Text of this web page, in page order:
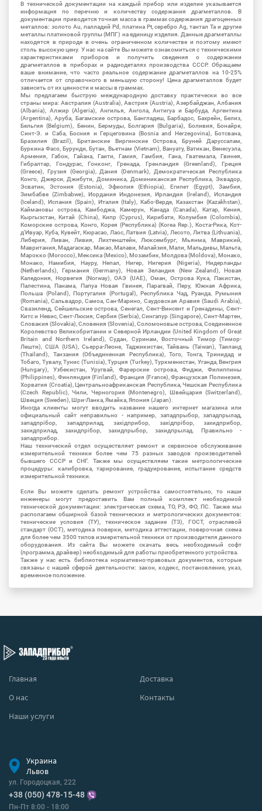
В технической документации на каждый прибор или изделие указывается
информация по перечню и количеству содержания драгметаллов. В
документации приводится точная масса в граммах содержания драгоценных
металлов: золото Au, палладий Pd, платина Pt, серебро Ag, тантал Ta и другие
металлы платиновой группы (МПГ) на единицу изделия. Данные драгметаллы
находятся в природе в очень ограниченном количестве и поэтому имеют
столь высокую цену. У нас на сайте Вы можете ознакомиться с техническими
характеристиками приборов и получить сведения о содержании
драгметаллов в приборах и радиодеталях производства СССР. Обращаем
ваше внимание, что часто реальное содержание драгметаллов на 10-25%
отличается от справочного в меньшую сторону! Цена драгметаллов будет
зависить от их ценности и массы в граммах.
Мы предлагаем быструю международную доставку практически во все
страны мира: Австралия (Australia), Австрия (Austria), Азербайджан, Албания
(Albania), Алжир (Algeria), Ангилья, Ангола, Антигуа и Барбуда, Аргентина
(Argentina), Аруба, Багамские острова, Бангладеш, Барбадос, Бахрейн, Белиз,
Бельгия (Belgium), Бенин, Бермуды, Болгария (Bulgaria), Боливия, Бонайре,
Синт-Э. и Саба, Босния и Герцеговина (Bosnia and Herzegovina), Ботсвана,
Бразилия (Brazil), Британские Виргинские Острова, Бруней Даруссалам,
Буркина Фасо, Бурунди, Бутан, Вьетнам (Vietnam), Вануату, Ватикан, Венесуэла,
Армения, Габон, Гайана, Гаити, Гамия, Гамбия, Гана, Гватемала, Гвинея,
Гибралтар, Гондурас, Гонконг, Гренада, Гренландия (Greenland), Греция
(Greece), Грузия (Georgia), Дания (Denmark), Демократическая Республика
Конго, Джерси, Джибути, Доминика, Доминиканская Республика, Эквадор,
Эсватин, Эстония (Estonia), Эфиопия (Ethiopia), Египет (Egypt), Замбия,
Зимбабве (Zimbabwe), Иордания Индонезия, Ирландия (Ireland), Исландия
(Iceland), Испания (Spain), Италия (Italy), Кабо-Верде, Казахстан (Kazakhstan),
Каймановы острова, Камбоджа, Камерун, Канада (Canada), Катар, Кения,
Кыргызстан, Китай (China), Кипр (Cyprus), Кирибати, Колумбия (Colombia),
Коморские острова, Конго, Корея (Республика) (Korea Rep.), Коста-Рика, Кот-
д'Ивуар, Куба, Кувейт, Кюрасао, Лаос, Латвия (Latvia), Лесото, Литва (Lithuania),
Либерия, Ливан, Ливия, Лихтенштейн, Люксембург, Мьянма, Маврикий,
Мавритания, Мадагаскар, Макао, Малави, Малайзия, Мали, Мальдивы, Мальта,
Марокко (Morocco), Мексика (Mexico), Мозамбик, Молдова (Moldova), Монако,
Монако, Намибия, Науру, Непал, Нигер, Нигерия (Nigeria), Нидерланды
(Netherlands), Германия (Germany), Новая Зеландия (New Zealand), Новая
Каледония, Норвегия (Norway), ОАЭ (UAE), Оман, Острова Кука, Пакистан,
Палестина, Панама, Папуа Новая Гвинея, Парагвай, Перу, Южная Африка,
Польша (Poland), Португалия (Portugal), Республика Чад, Руанда, Румыния
(Romania), Сальвадор, Самоа, Сан-Марино, Саудовская Аравия (Saudi Arabia),
Свазиленд, Сейшельские острова, Сенегал, Сент-Винсент и Гренадины, Сент-
Китс и Невис, Сент-Люсия, Сербия (Serbia), Сингапур (Singapore), Синт-Мартен,
Словакия (Slovakia), Словения (Slovenia), Соломоновые острова, Соединенное
Королевство Великобритании и Северной Ирландии (United Kingdom of Great
Britain and Northern Ireland), Судан, Суринам, Восточный Тимор (Тимор-
Лешти), США (USA), Сьерра-Леоне, Таджикистан, Тайвань (Taiwan), Таиланд
(Thailand), Танзания (Объединенная Республика), Того, Тонга, Тринидад и
Тобаго, Тувалу, Тунис (Tunisia), Турция (Turkey), Туркменистан, Уганда, Венгрия
(Hungary), Узбекистан, Уругвай, Фарерские острова, Фиджи, Филиппины
(Philippines), Финляндия (Finland), Франция (France), Французская Полинезия,
Хорватия (Croatia), Центральноафриканская Республика, Чешская Республика
(Czech Republic), Чили, Черногория (Montenegro), Швейцария (Switzerland),
Швеция (Sweden), Шри-Ланка, Ямайка, Япония (Japan).
Иногда клиенты могут вводить название нашего интернет магазина или
официальный сайт неправильно - например, западпрыбор, западпрылад,
западпрібор, западприлад, західприбор, західпрібор, захидприбор,
захидприлад, захидпрібор, захидпрыбор, захидпрылад. Правильно -
западприбор.
Наш технический отдел осуществляет ремонт и сервисное обслуживание
измерительной техники более чем 75 разных заводов производителей
бывшего СССР и СНГ. Также мы осуществляем такие метрологические
процедуры: калибровка, тарирование, градуирование, испытание средств
измерительной техники.
Если Вы можете сделать ремонт устройства самостоятельно, то наши
инженеры могут предоставить Вам полный комплект необходимой
технической документации: электрическая схема, ТО, РЭ, ФО, ПС. Также мы
располагаем обширной базой технических и метрологических документов:
технические условия (ТУ), техническое задание (ТЗ), ГОСТ, отраслевой
стандарт (ОСТ), методика поверки, методика аттестации, поверочная схема
для более чем 3500 типов измерительной техники от производителя данного
оборудования. Из сайта Вы можете скачать весь необходимый софт
(программа, драйвер) необходимый для работы приобретенного устройства.
Также у нас есть библиотека нормативно-правовых документов, которые
связаны с нашей сферой деятельности: закон, кодекс, постановление, указ,
временное положение.
Главная
Доставка
О нас
Контакты
Наши услуги
Украина
Львов
ул. Городоцкая, 222
+38 (050) 478-15-48
Пн-Пт 8:00 - 18:00